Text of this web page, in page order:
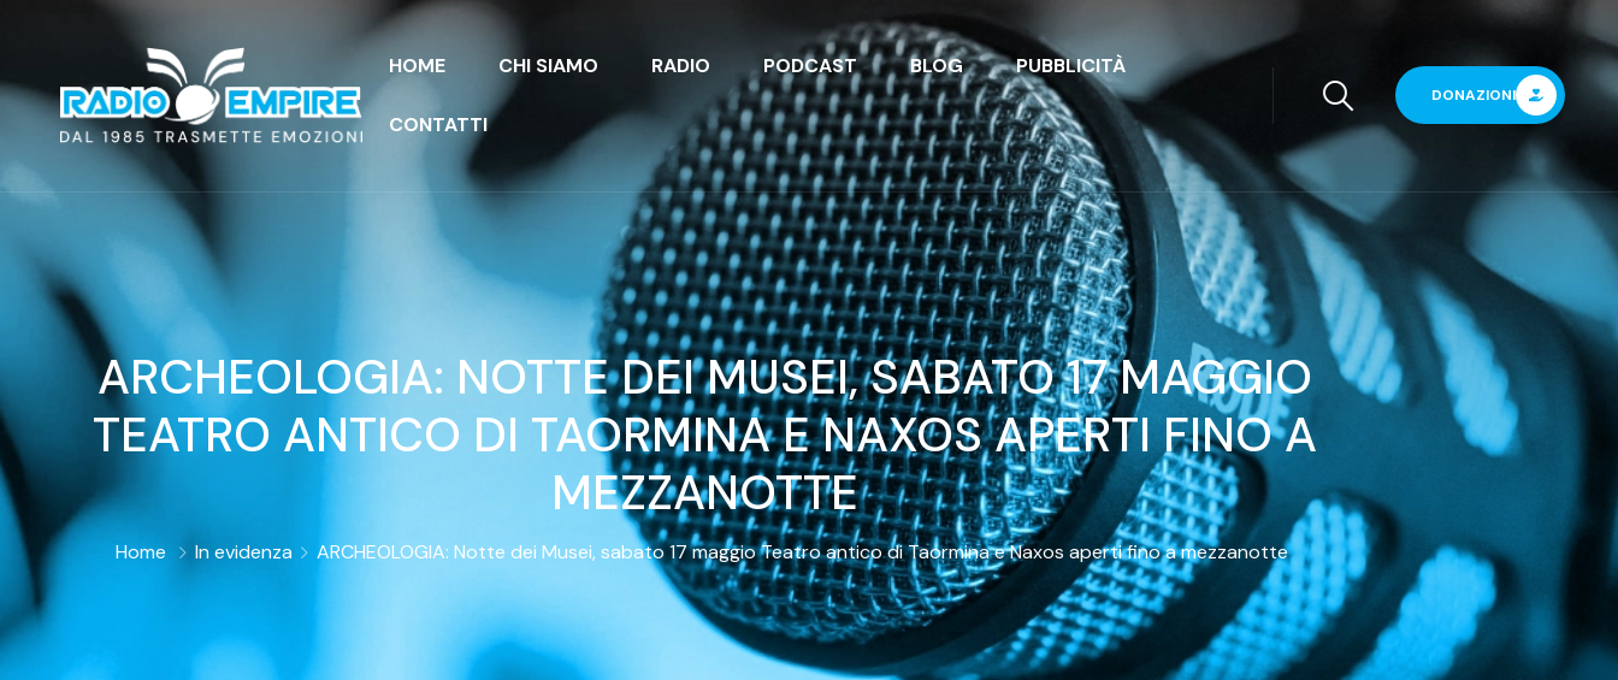
HOME CHI SIAMO RADIO PODCAST BLOG PUBBLICITÀ
CONTATTI
DONAZIONI
ARCHEOLOGIA: NOTTE DEI MUSEI, SABATO 17 MAGGIO
TEATRO ANTICO DI TAORMINA E NAXOS APERTI FINO A
MEZZANOTTE
Home In evidenza ARCHEOLOGIA: Notte dei Musei, sabato 17 maggio Teatro antico di Taormina e Naxos aperti fino a mezzanotte